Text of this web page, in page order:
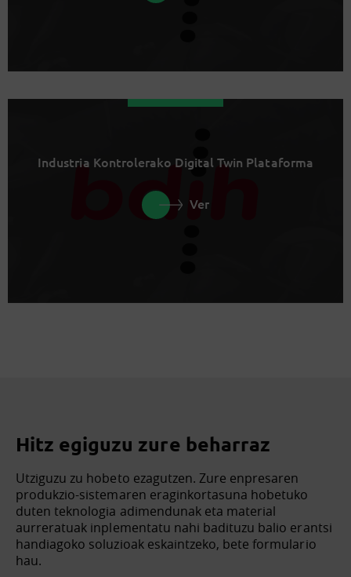
Industria Kontrolerako Digital Twin Plataforma
Ver
Hitz egiguzu zure beharraz
Utziguzu zu hobeto ezagutzen. Zure enpresaren
produkzio-sistemaren eraginkortasuna hobetuko
duten teknologia adimendunak eta material
aurreratuak inplementatu nahi badituzu balio erantsi
handiagoko soluzioak eskaintzeko, bete formulario
hau.